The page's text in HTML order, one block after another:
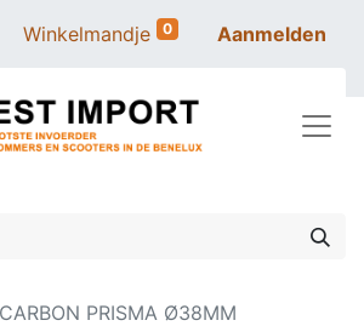
Winkelmandje 0 Aanmelden
PRISMA Ø38MM